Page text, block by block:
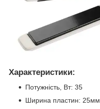
Характеристики:
Потужність, Вт: 35
Ширина пластин: 25мм